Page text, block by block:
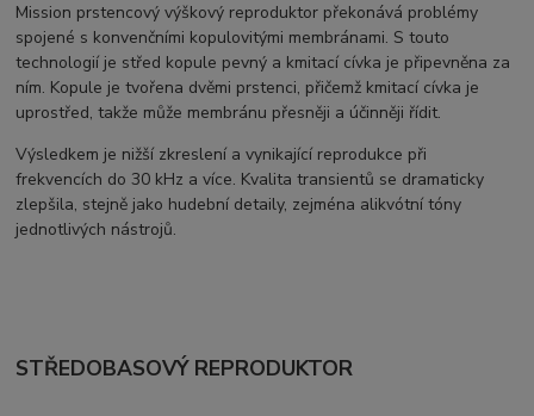
Mission prstencový výškový reproduktor překonává problémy
spojené s konvenčními kopulovitými membránami. S touto
technologií je střed kopule pevný a kmitací cívka je připevněna za
ním. Kopule je tvořena dvěmi prstenci, přičemž kmitací cívka je
uprostřed, takže může membránu přesněji a účinněji řídit.
Výsledkem je nižší zkreslení a vynikající reprodukce při
frekvencích do 30 kHz a více. Kvalita transientů se dramaticky
zlepšila, stejně jako hudební detaily, zejména alikvótní tóny
jednotlivých nástrojů.
STŘEDOBASOVÝ REPRODUKTOR